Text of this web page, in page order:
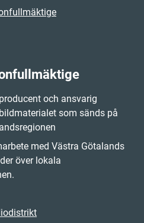
och ansvarig
som sänds på
med Västra Götalands
över lokala